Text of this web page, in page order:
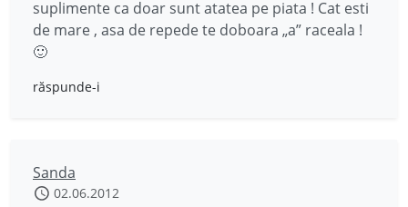
suplimente ca doar sunt atatea pe piata ! Cat esti
de mare , asa de repede te doboara „a” raceala !
🙂
răspunde-i
Sanda
02.06.2012